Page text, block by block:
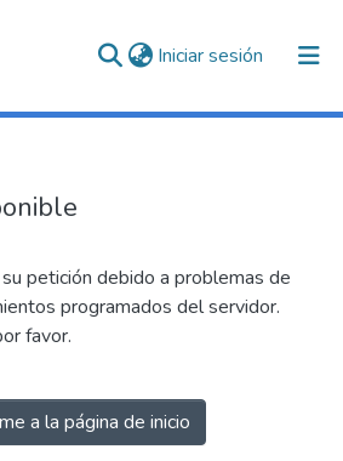
Iniciar sesión (current)
petición debido a problemas de
programados del servidor.
favor.
a la página de inicio